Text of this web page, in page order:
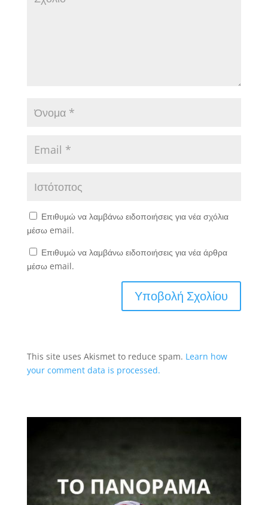
Επιθυμώ να λαμβάνω ειδοποιήσεις για νέα σχόλια
μέσω email.
Επιθυμώ να λαμβάνω ειδοποιήσεις για νέα άρθρα
μέσω email.
This site uses Akismet to reduce spam. Learn how
your comment data is processed.